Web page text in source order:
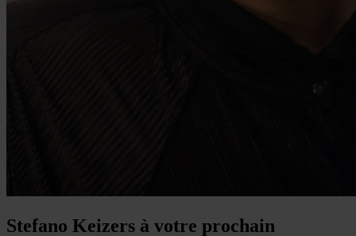
Stefano Keizers à votre prochain